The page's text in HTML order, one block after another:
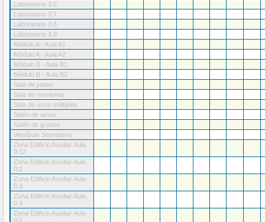
Laboratorio 3.6
Laboratorio 3.7
Laboratorio 3.8
Laboratorio 3.9
Módulo A - Aula A1
Módulo A - Aula A2
Módulo B - Aula B1
Módulo B - Aula B2
Sala de juntas
Sala de reuniones
Sala de usos múltiples
Salón de actos
Salón de grados
Vestíbulo Secretaría
Zona Edificio Auxiliar Aula
0.12
Zona Edificio Auxiliar Aula
0.2
Zona Edificio Auxiliar Aula
0.3
Zona Edificio Auxiliar Aula
0.4
Zona Edificio Auxiliar Aula
0.5